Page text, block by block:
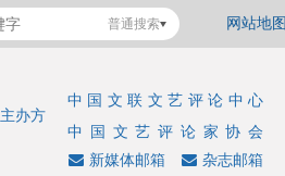
网站地图
普通搜索
中国文联文艺评论中心
中国文艺评论家协会
主办方
杂志邮箱
新媒体邮箱